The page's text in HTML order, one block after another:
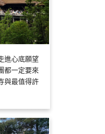
進心底願望
都一定要來
與最值得許